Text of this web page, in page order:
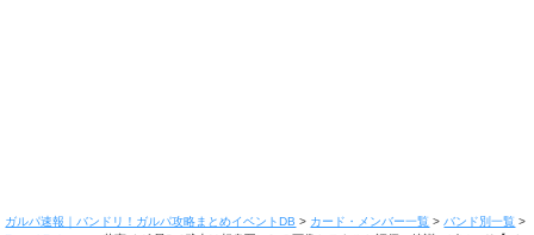
ガルパ速報｜バンドリ！ガルパ攻略まとめイベントDB > カード・メンバー一覧 > バンド別一覧 >